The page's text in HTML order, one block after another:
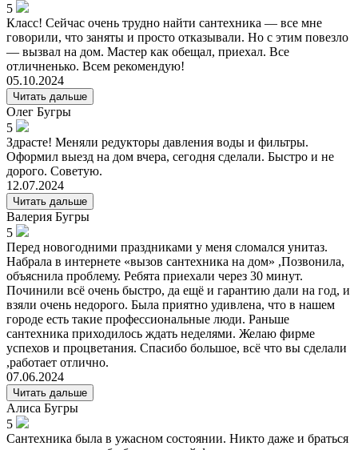
5
Класс! Сейчас очень трудно найти сантехника — все мне
говорили, что заняты и просто отказывали. Но с этим повезло
— вызвал на дом. Мастер как обещал, приехал. Все
отличненько. Всем рекомендую!
05.10.2024
Читать дальше
Олег Бугры
5
Здрасте! Меняли редукторы давления воды и фильтры.
Оформил выезд на дом вчера, сегодня сделали. Быстро и не
дорого. Советую.
12.07.2024
Читать дальше
Валерия Бугры
5
Перед новогодними праздниками у меня сломался унитаз.
Набрала в интернете «вызов сантехника на дом» ,Позвонила,
объяснила проблему. Ребята приехали через 30 минут.
Починили всё очень быстро, да ещё и гарантию дали на год, и
взяли очень недорого. Была приятно удивлена, что в нашем
городе есть такие профессиональные люди. Раньше
сантехника приходилось ждать неделями. Желаю фирме
успехов и процветания. Спасибо большое, всё что вы сделали
,работает отлично.
07.06.2024
Читать дальше
Алиса Бугры
5
Сантехника была в ужасном состоянии. Никто даже и браться